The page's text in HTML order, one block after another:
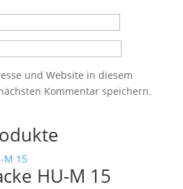
und Website in diesem
Kommentar speichern.
HU-M 15